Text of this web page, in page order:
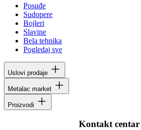
Posuđe
Sudopere
Bojleri
Slavine
Bela tehnika
Pogledaj sve
Uslovi prodaje
Metalac market
Proizvodi
Kontakt centar